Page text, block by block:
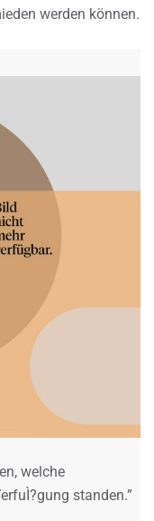
werden können.
welche
standen.”